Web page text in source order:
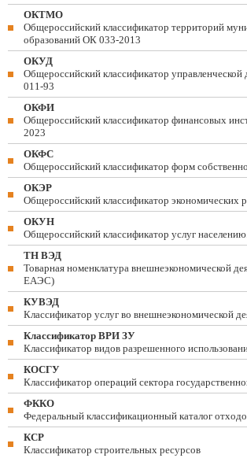
ОКТМО
Общероссийский классификатор территорий
образований ОК 033-2013
ОКУД
Общероссийский классификатор
011-93
ОКФИ
Общероссийский классификатор финансовых
2023
ОКФС
Общероссийский классификатор форм
ОКЭР
Общероссийский классификатор экономических
ОКУН
Общероссийский классификатор услуг
ТН ВЭД
Товарная номенклатура внешнеэкономической
ЕАЭС)
КУВЭД
Классификатор услуг во внешнеэкономической
Классификатор ВРИ ЗУ
Классификатор видов разрешенного
КОСГУ
Классификатор операций сектора
ФККО
Федеральный классификационный каталог
КСР
Классификатор строительных ресурсов